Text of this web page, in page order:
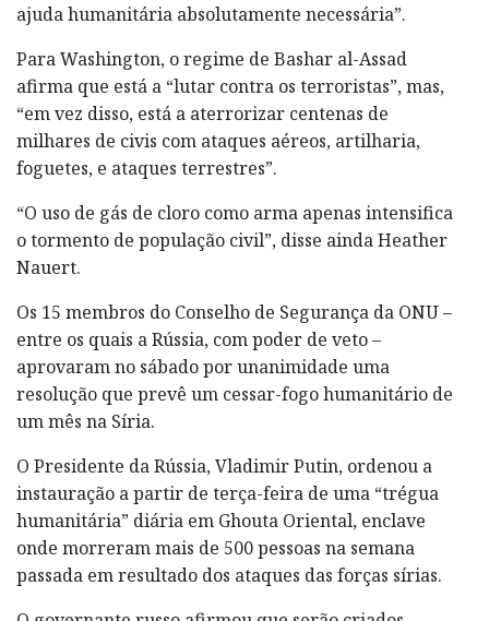
ajuda humanitária absolutamente necessária”.
Para Washington, o regime de Bashar al-Assad
afirma que está a “lutar contra os terroristas”, mas,
“em vez disso, está a aterrorizar centenas de
milhares de civis com ataques aéreos, artilharia,
foguetes, e ataques terrestres”.
“O uso de gás de cloro como arma apenas intensifica
o tormento de população civil”, disse ainda Heather
Nauert.
Os 15 membros do Conselho de Segurança da ONU –
entre os quais a Rússia, com poder de veto –
aprovaram no sábado por unanimidade uma
resolução que prevê um cessar-fogo humanitário de
um mês na Síria.
O Presidente da Rússia, Vladimir Putin, ordenou a
instauração a partir de terça-feira de uma “trégua
humanitária” diária em Ghouta Oriental, enclave
onde morreram mais de 500 pessoas na semana
passada em resultado dos ataques das forças sírias.